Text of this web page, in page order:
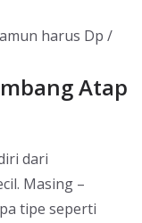
harus Dp /
Atap
dari
Masing –
tipe seperti